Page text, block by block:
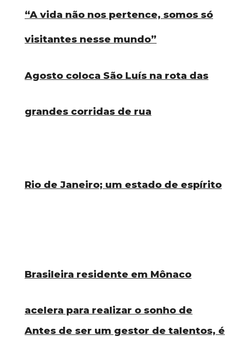
“A vida não nos pertence, somos só
visitantes nesse mundo”
Rio de Janeiro; um estado de espírito
Antes de ser um gestor de talentos, é
Agosto coloca São Luís na rota das
grandes corridas de rua
Brasileira residente em Mônaco
acelera para realizar o sonho de